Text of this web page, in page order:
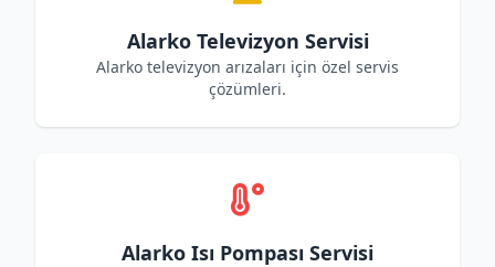
Alarko Televizyon Servisi
Alarko televizyon arızaları için özel servis
çözümleri.
Alarko Isı Pompası Servisi